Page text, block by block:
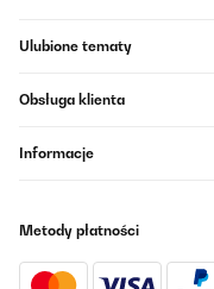
Ulubione tematy
Obsługa klienta
Informacje
Metody płatności